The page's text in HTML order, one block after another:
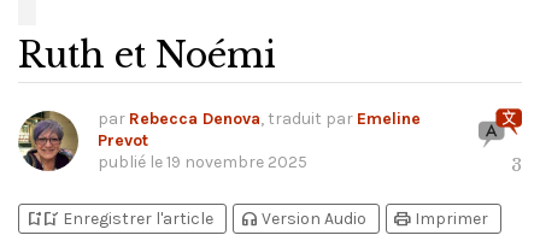
Ruth et Noémi
par Rebecca Denova, traduit par Emeline
Prevot
publié le19 novembre 2025 3
bookmark_addbookmark_added Enregistrer l'article headphones Version Audio print Imprimer